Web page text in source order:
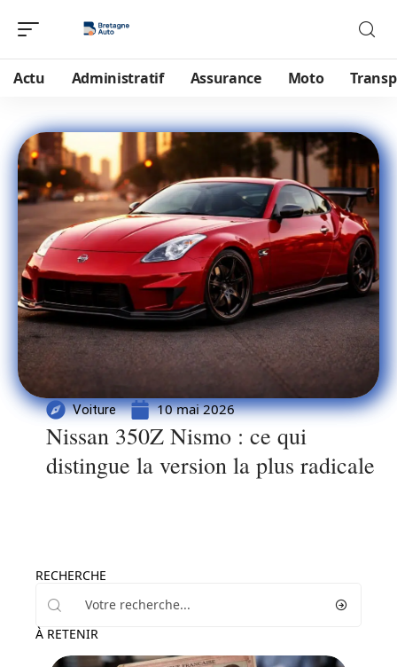
Actu Administratif Assurance Moto
Voiture 10 mai 2026
Nissan 350Z Nismo : ce qui
distingue la version la plus radicale
RECHERCHE
À RETENIR